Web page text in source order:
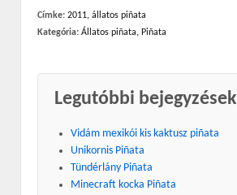
Címke: 2011, állatos piñata
Kategória: Állatos piñata, Piñata
Legutóbbi bejegyzések
Vidám mexikói kis kaktusz piñata
Unikornis Piñata
Tündérlány Piñata
Minecraft kocka Piñata